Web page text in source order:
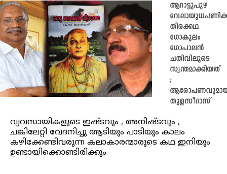
ആറാട്ടുപുഴ
തിരക്കഥ
ഗോകുലം
ഗോപാലൻ
ചതിവിലൂടെ
സ്വന്തമാക്കിയത്
;
തുളസീദാസ്
വ്യവസായികളുടെ ഇഷ്ടവും , അനിഷ്ടവും ,
ചങ്കിലേറ്റി വേദനിച്ചു ആടിയും പാടിയും കാലം
കഴിക്കേണ്ടിവരുന്ന കലാകാരന്മാരുടെ കഥ ഇനിയും
ഉണ്ടായിക്കൊണ്ടിരിക്കും